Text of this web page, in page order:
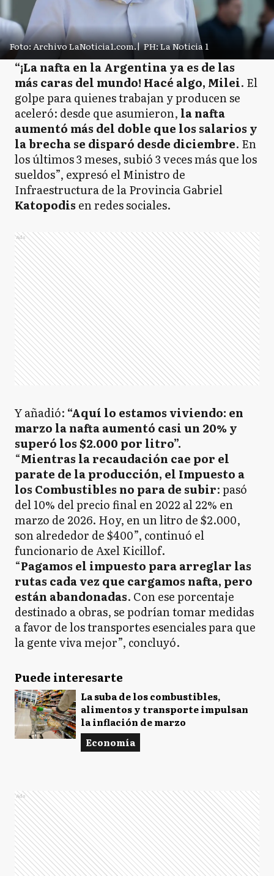
Foto: Archivo LaNoticia1.com.| PH: La Noticia 1
“¡La nafta en la Argentina ya es de las
más caras del mundo! Hacé algo, Milei. El
golpe para quienes trabajan y producen se
aceleró: desde que asumieron, la nafta
aumentó más del doble que los salarios y
la brecha se disparó desde diciembre. En
los últimos 3 meses, subió 3 veces más que los
sueldos”, expresó el Ministro de
Infraestructura de la Provincia Gabriel
Katopodis en redes sociales.
Ads
Y añadió: “Aquí lo estamos viviendo: en
marzo la nafta aumentó casi un 20% y
superó los $2.000 por litro”.
“Mientras la recaudación cae por el
parate de la producción, el Impuesto a
los Combustibles no para de subir: pasó
del 10% del precio final en 2022 al 22% en
marzo de 2026. Hoy, en un litro de $2.000,
son alrededor de $400”, continuó el
funcionario de Axel Kicillof.
“Pagamos el impuesto para arreglar las
rutas cada vez que cargamos nafta, pero
están abandonadas. Con ese porcentaje
destinado a obras, se podrían tomar medidas
a favor de los transportes esenciales para que
la gente viva mejor”, concluyó.
Puede interesarte
La suba de los combustibles,
alimentos y transporte impulsan
la inflación de marzo
Economía
Ads